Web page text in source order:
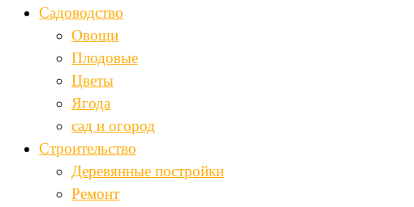
Садоводство
Овощи
Плодовые
Цветы
Ягода
сад и огород
Строительство
Деревянные постройки
Ремонт